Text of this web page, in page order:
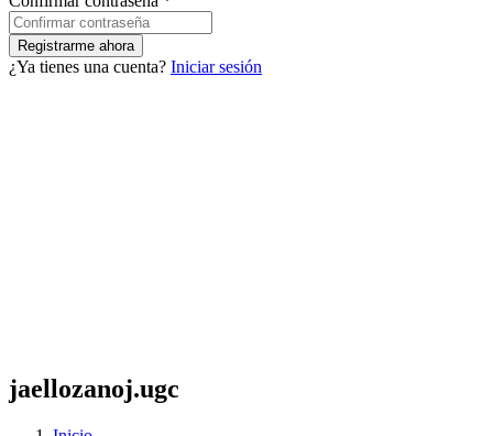
¿Ya tienes una cuenta? Iniciar sesión
jaellozanoj.ugc